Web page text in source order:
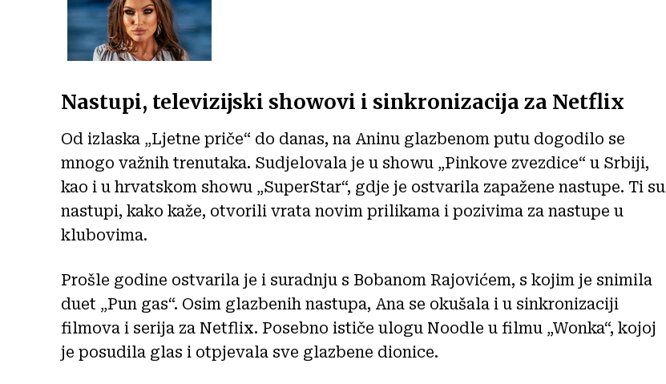
Nastupi, televizijski showovi i sinkronizacija za Netflix
Od izlaska „Ljetne priče“ do danas, na Aninu glazbenom putu dogodilo se
mnogo važnih trenutaka. Sudjelovala je u showu „Pinkove zvezdice“ u Srbiji,
kao i u hrvatskom showu „SuperStar“, gdje je ostvarila zapažene nastupe. Ti su
nastupi, kako kaže, otvorili vrata novim prilikama i pozivima za nastupe u
klubovima.
Prošle godine ostvarila je i suradnju s Bobanom Rajovićem, s kojim je snimila
duet „Pun gas“. Osim glazbenih nastupa, Ana se okušala i u sinkronizaciji
filmova i serija za Netflix. Posebno ističe ulogu Noodle u filmu „Wonka“, kojoj
je posudila glas i otpjevala sve glazbene dionice.